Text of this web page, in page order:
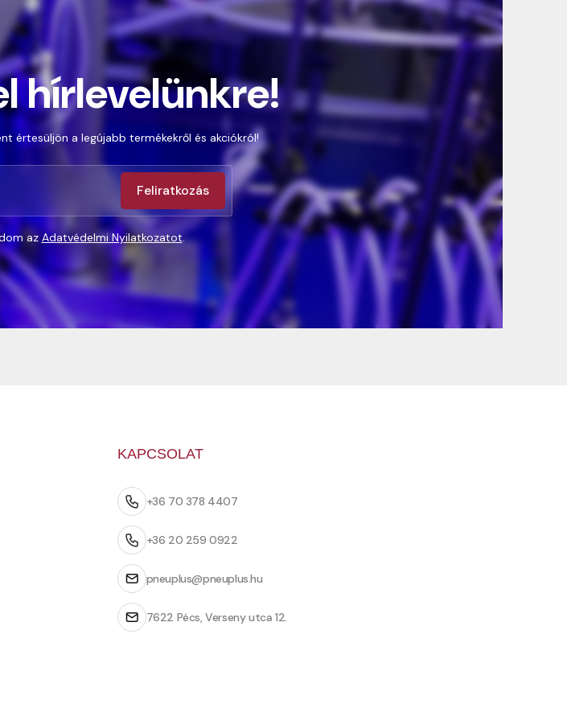
hírlevelünkre!
értesüljön a legújabb termékekről és akciókról!
Feliratkozás
azAdatvédelmi Nyilatkozatot.
KAPCSOLAT
+36 70 378 4407
+36 20 259 0922
pneuplus@pneuplus.hu
7622 Pécs, Verseny utca 12.